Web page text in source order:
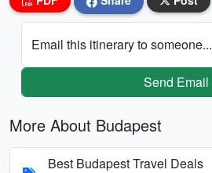
Email this itinerary to someone...
Send Email
More About Budapest
Best Budapest Travel Deals